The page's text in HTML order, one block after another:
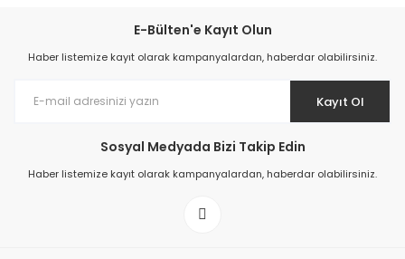
Prime ArtDECO Duvar Kağıdı Tutkalı 500 gr
199,00 TL
E-Bülten'e Kayıt Olun
Haber listemize kayıt olarak kampanyalardan, haberdar olabilirsiniz.
Kayıt Ol
Sosyal Medyada Bizi Takip Edin
Haber listemize kayıt olarak kampanyalardan, haberdar olabilirsiniz.